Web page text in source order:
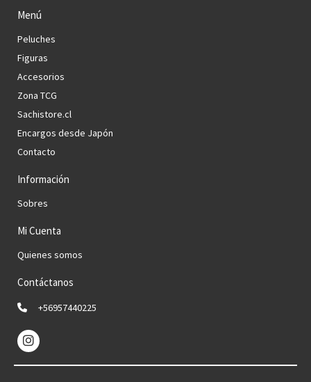
Menú
Peluches
Figuras
Accesorios
Zona TCG
Sachistore.cl
Encargos desde Japón
Contacto
Información
Sobres
Mi Cuenta
Quienes somos
Contáctanos
+56957440225